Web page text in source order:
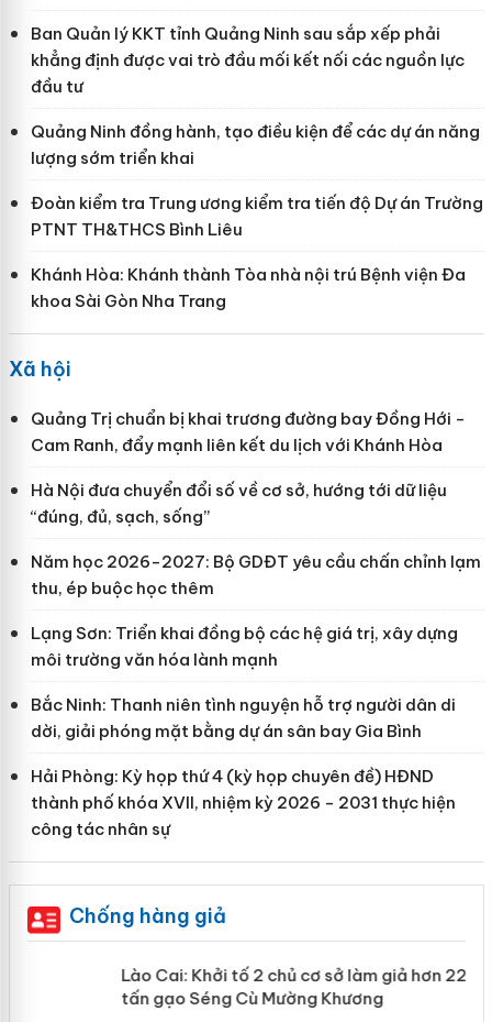
Ban Quản lý KKT tỉnh Quảng Ninh sau sắp xếp phải
khẳng định được vai trò đầu mối kết nối các nguồn lực
đầu tư
Quảng Ninh đồng hành, tạo điều kiện để các dự án năng
lượng sớm triển khai
Đoàn kiểm tra Trung ương kiểm tra tiến độ Dự án Trường
PTNT TH&THCS Bình Liêu
Khánh Hòa: Khánh thành Tòa nhà nội trú Bệnh viện Đa
khoa Sài Gòn Nha Trang
Xã hội
Quảng Trị chuẩn bị khai trương đường bay Đồng Hới -
Cam Ranh, đẩy mạnh liên kết du lịch với Khánh Hòa
Hà Nội đưa chuyển đổi số về cơ sở, hướng tới dữ liệu
“đúng, đủ, sạch, sống”
Năm học 2026-2027: Bộ GDĐT yêu cầu chấn chỉnh lạm
thu, ép buộc học thêm
Lạng Sơn: Triển khai đồng bộ các hệ giá trị, xây dựng
môi trường văn hóa lành mạnh
Bắc Ninh: Thanh niên tình nguyện hỗ trợ người dân di
dời, giải phóng mặt bằng dự án sân bay Gia Bình
Hải Phòng: Kỳ họp thứ 4 (kỳ họp chuyên đề) HĐND
thành phố khóa XVII, nhiệm kỳ 2026 - 2031 thực hiện
công tác nhân sự
Chống hàng giả
Lào Cai: Khởi tố 2 chủ cơ sở làm giả
hơn 22 tấn gạo Séng Cù Mường